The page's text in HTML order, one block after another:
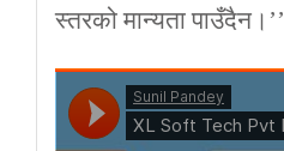
स्तरको मान्यता पाउँदैन।’’